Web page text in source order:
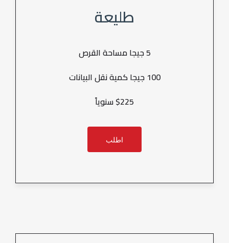
طليعة
5 جيجا مساحة القرص
100 جيجا كمية نقل البيانات
$225 سنوياً
اطلب